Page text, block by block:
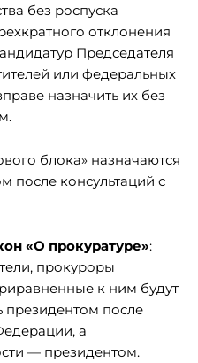
без роспуска
отклонения
Председателя
или федеральных
назначить их без
блока» назначаются
после консультаций с
«О прокуратуре»:
прокуроры
к ним будут
президентом после
а
— президентом.